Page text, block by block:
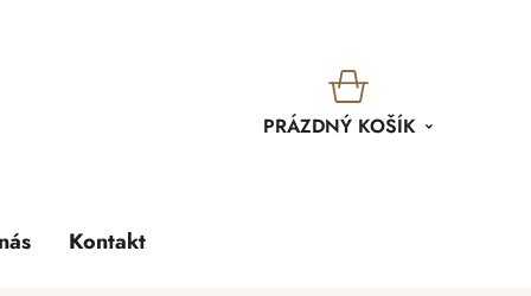
KOŠÍK
PRÁZDNÝ KOŠÍK
Kontakt